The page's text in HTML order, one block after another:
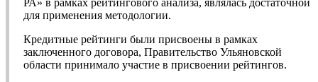
РА» в рамках рейтингового анализа, являлась достаточной
для применения методологии.
Кредитные рейтинги были присвоены в рамках
заключенного договора, Правительство Ульяновской
области принимало участие в присвоении рейтингов.